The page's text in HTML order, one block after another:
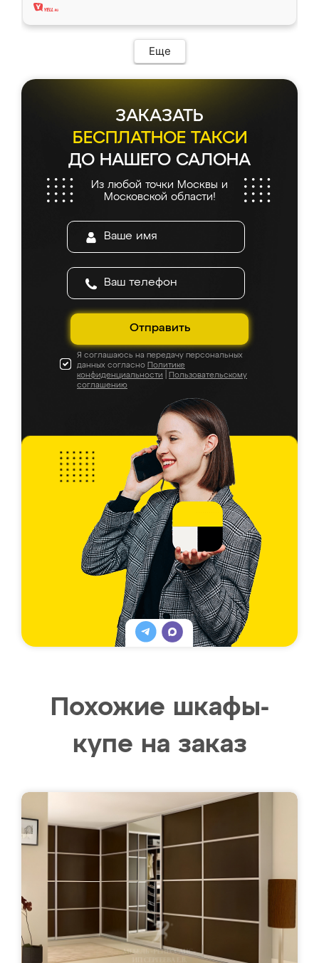
Еще
ЗАКАЗАТЬ
БЕСПЛАТНОЕ ТАКСИ
ДО НАШЕГО САЛОНА
Из любой точки Москвы и
Московской области!
Отправить
Я соглашаюсь на передачу персональных
данных согласно Политике
конфиденциальности
Пользовательскому
соглашению
Похожие шкафы-
купе на заказ